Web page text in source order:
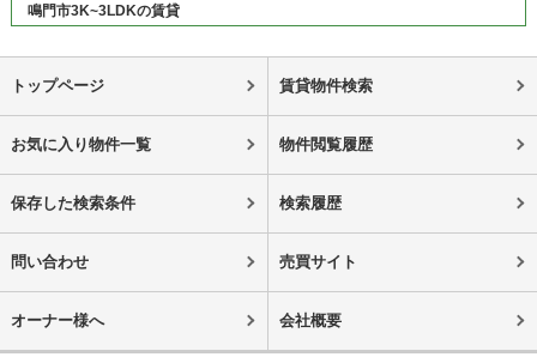
鳴門市3K~3LDKの賃貸
トップページ 賃貸物件検索
お気に入り物件一覧 物件閲覧履歴
保存した検索条件 検索履歴
問い合わせ 売買サイト
オーナー様へ 会社概要